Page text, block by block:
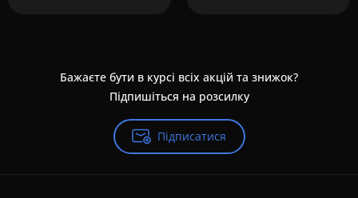
Бажаєте бути в курсі всіх акцій та знижок?
Підпишіться на розсилку
Підписатися